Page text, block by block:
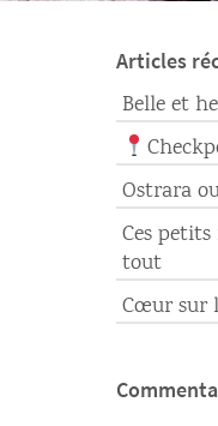
Articles
Belle et
Ostrara
Ces
tout
Cœur sur